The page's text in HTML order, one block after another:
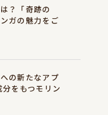
？「奇跡の
ガの魅力をご
の新たなアプ
をもつモリン